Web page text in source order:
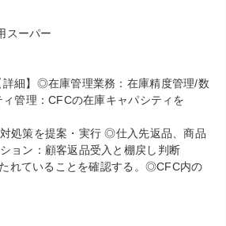
スーパー
細】◎在庫管理業務：在庫精度管理/数
管理：CFCの在庫キャパシティを
処策を提案・実行 ◎仕入先返品、商品
ョン：顧客返品受入と棚戻し判断
れていることを確認する。◎CFC内の